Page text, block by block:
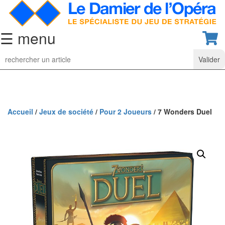
☰ menu
Jeu
d’Echecs
collection
Pièces
d’échecs
classiques
Coffrets
Accueil / Jeux de société / Pour 2 Joueurs / 7 Wonders Duel